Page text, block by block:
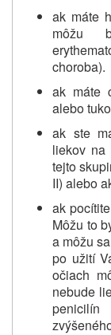
ak máte
môžu
choroba).
ak máte
alebo
ak ste
liekov na
tejto
II) alebo
ak
Môžu to
a môžu
po užití
očiach
nebude